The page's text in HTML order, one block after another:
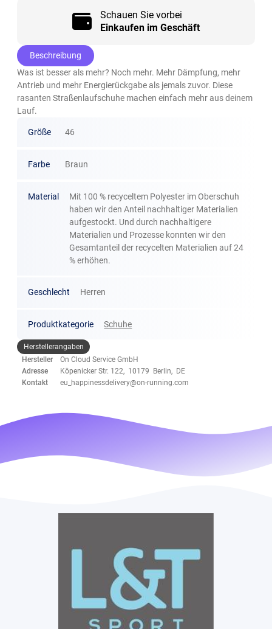
Schauen Sie vorbei
Einkaufen im Geschäft
Beschreibung
Was ist besser als mehr? Noch mehr. Mehr Dämpfung, mehr
Antrieb und mehr Energierückgabe als jemals zuvor. Diese
rasanten Straßenlaufschuhe machen einfach mehr aus deinem
Lauf.
Größe 46
Farbe Braun
Material
Mit 100 % recyceltem Polyester im Oberschuh
haben wir den Anteil nachhaltiger Materialien
aufgestockt. Und durch nachhaltigere
Materialien und Prozesse konnten wir den
Gesamtanteil der recycelten Materialien auf 24
% erhöhen.
Geschlecht Herren
Produktkategorie Schuhe
Herstellerangaben
Hersteller
On Cloud Service GmbH
Adresse
Köpenicker Str. 122, 10179 Berlin, DE
Kontakt
eu_happinessdelivery@on-running.com